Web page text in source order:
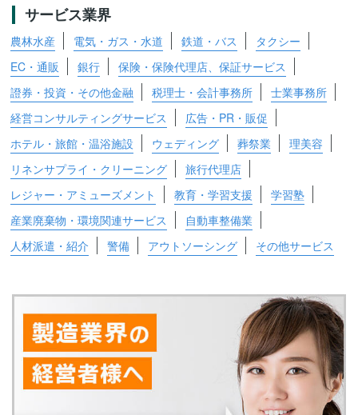
サービス業界
農林水産 電気・ガス・水道 鉄道・バス
タクシー
EC・通販
銀行
保険・保険代理店、保証サービス
證券・投資・その他金融
税理士・会計事務所
士業事務所
経営コンサルティングサービス
広告・PR・販促
ホテル・旅館・温浴施設
ウェディング 葬祭業
理美容
リネンサプライ・クリーニング
旅行代理店
レジャー・アミューズメント
教育・学習支援
学習塾
産業廃棄物・環境関連サービス
自動車整備業
人材派遣・紹介
警備 アウトソーシング その他サービス